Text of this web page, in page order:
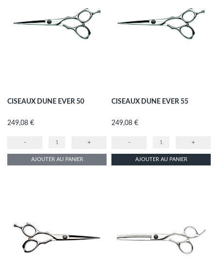
CISEAUX DUNE EVER 50
Prix
249,08 €
- +
AJOUTER AU PANIER
CISEAUX DUNE EVER 55
Prix
249,08 €
- +
AJOUTER AU PANIER